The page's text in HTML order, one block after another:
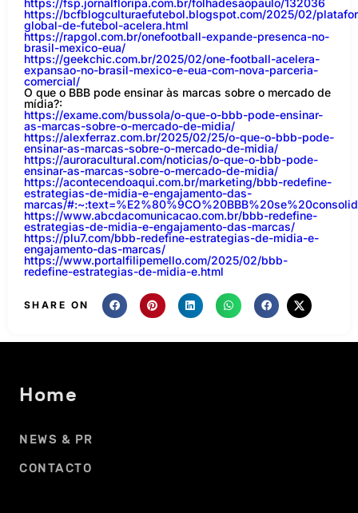
https://bcfblogculturaefutebol.blogspot.com/2025/02/
global-de-futebol-acelera.html
https://rapgol.com.br/onefootball-expande-presenca-no-
brasil-mexico-eua/
https://geekchic.com.br/2025/02/one-football-acelera-
expansao-no-brasil-mexico-e-eua-com-nova-parceria-
comercial/
O que o BBB pode ensinar às marcas sobre o mercado de
mídia?:
https://exame.com/bussola/o-que-o-bbb-pode-ensinar-
as-marcas-sobre-o-mercado-de-midia/
https://alexferraz.com.br/2025/02/25/o-que-o-bbb-pode-
ensinar-as-marcas-sobre-o-mercado-de-midia/
https://auroracultural.com/noticias/o-que-o-bbb-pode-
ensinar-as-marcas-sobre-o-mercado-de-midia/
https://acontecendoaqui.com.br/marketing/bbb-redefine-
estrategias-de-midia-e-engajamento-das-
marcas/
https://www.abcdacomunicacao.com.br/bbb-redefine-
estrategias-de-midia-e-engajamento-das-marcas/
https://plu7.com/bbb-redefine-estrategias-de-midia-e-
engajamento-das-marcas/
https://www.portalfilipemello.com/2025/02/bbb-
redefine-estrategias-de-midia-e.html
SHARE ON
Home
NEWS & PR
CONTACTO